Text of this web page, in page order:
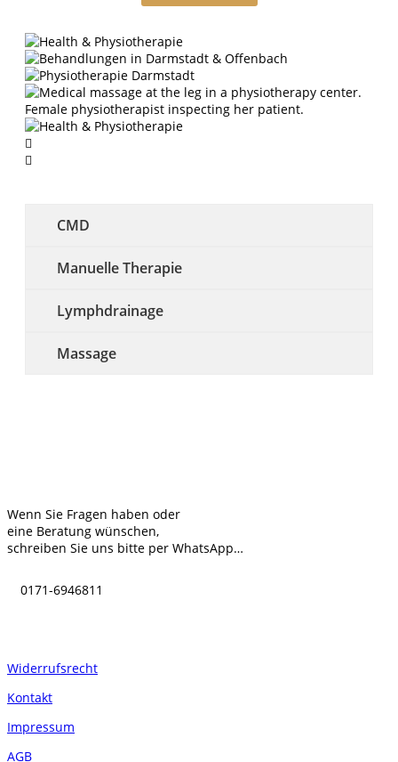
CMD
Manuelle Therapie
Lymphdrainage
Massage
Wenn Sie Fragen haben oder
eine Beratung wünschen,
schreiben Sie uns bitte per WhatsApp…
0171-6946811
Widerrufsrecht
Kontakt
Impressum
AGB